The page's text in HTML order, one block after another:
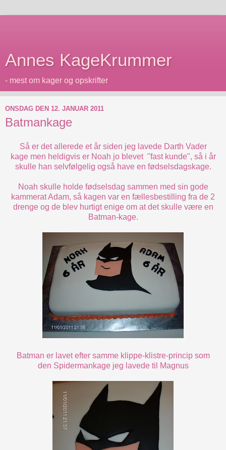
Annes KageKrummer
- mest om kager og opskrifter
ONSDAG DEN 12. JANUAR 2011
Batmankage
Så er det allerede et år siden jeg lavede Darth Vader
kagemen heldigvis er Noah jo blevet "fast kunde", så i år
skulle han selvfølgelig også have en fødselsdagskage.
Noah skulle holde fødselsdag sammen med sin gode
kammerat Adam, så kagen var en fællesbestilling fra de 2
drenge og de blev hurtigt enige om at det skulle være en
Batman-kage.
Batman er lavet efter samme klippe-klistre-princip som
den Spidermankagejeg lavede til Magnus